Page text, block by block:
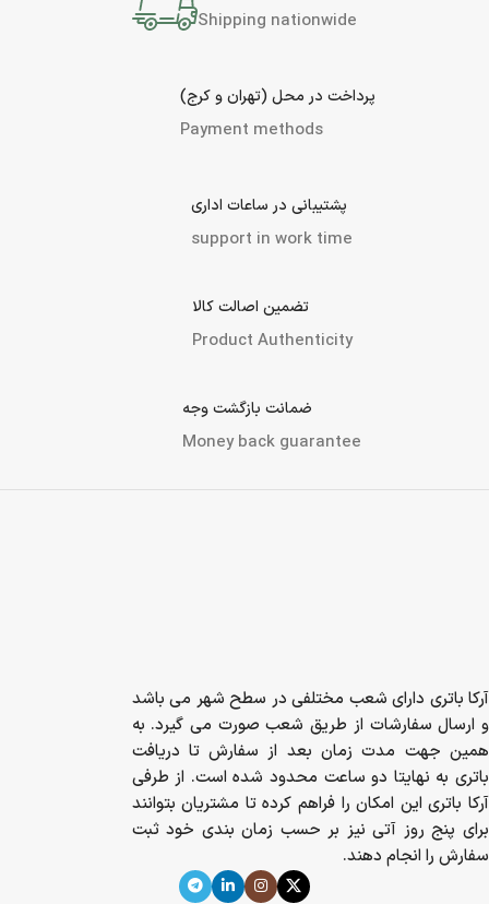
Shipping nationwide
پرداخت در محل (تهران و کرج)
Payment methods
پشتیبانی در ساعات اداری
support in work time
تضمین اصالت کالا
Product Authenticity
ضمانت بازگشت وجه
Money back guarantee
باتری به نهایتا دو ساعت محدود شده است. از طرفی
آرکا باتری این امکان را فراهم کرده تا مشتریان بتوانند
برای پنج روز آتی نیز بر حسب زمان بندی خود ثبت
سفارش را انجام دهند.
دفتر مرکزی : تهران، شهرک گلستان، میدان اتریش، مجتمع باران، واحد 337B